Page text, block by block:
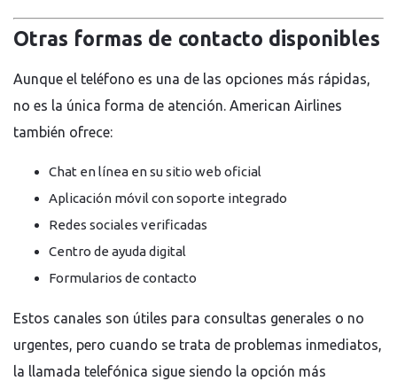
Otras formas de contacto disponibles
Aunque el teléfono es una de las opciones más rápidas,
no es la única forma de atención. American Airlines
también ofrece:
Chat en línea en su sitio web oficial
Aplicación móvil con soporte integrado
Redes sociales verificadas
Centro de ayuda digital
Formularios de contacto
Estos canales son útiles para consultas generales o no
urgentes, pero cuando se trata de problemas inmediatos,
la llamada telefónica sigue siendo la opción más